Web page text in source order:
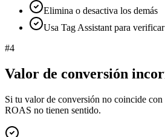
Elimina o desactiva los demás
Usa Tag Assistant para verificar
#4
Valor de conversión
Si tu valor de conversión no coincide
ROAS no tienen sentido.